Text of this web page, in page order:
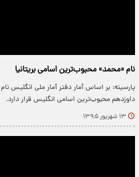
نام «محمد» محبوب‌ترین اسامی بریتانیا
پارسینه: بر اساس آمار دفتر آمار ملی انگلیس
داوزدهم محبوب‌ترین اسامی انگلیس قرار دارد.
۱۳ شهریور ۱۳۹۵